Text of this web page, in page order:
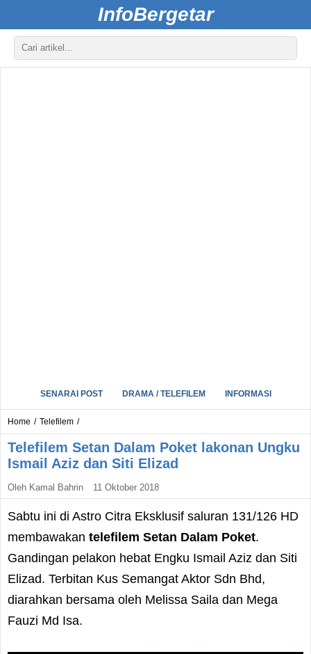
InfoBergetar
SENARAI POST DRAMA / TELEFILEM INFORMASI
Home / Telefilem /
Telefilem Setan Dalam Poket lakonan Ungku
Ismail Aziz dan Siti Elizad
Oleh Kamal Bahrin 11 Oktober 2018
Sabtu ini di Astro Citra Eksklusif saluran 131/126 HD
membawakan telefilem Setan Dalam Poket.
Gandingan pelakon hebat Engku Ismail Aziz dan Siti
Elizad. Terbitan Kus Semangat Aktor Sdn Bhd,
diarahkan bersama oleh Melissa Saila dan Mega
Fauzi Md Isa.